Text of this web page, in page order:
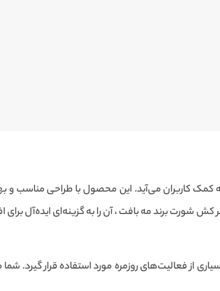
کاربران می‌آید. این محصول با طراحی مناسب و
کش شورت برند مه بافت ، آن را به گزینه‌ای ایده‌آل
از فعالیت‌های روزمره مورد استفاده قرار گیرد.